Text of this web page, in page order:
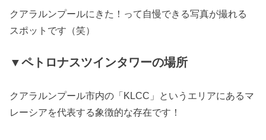
クアラルンプールにきた！って自慢できる写真が撮れる
スポットです（笑）
▼ペトロナスツインタワーの場所
クアラルンプール市内の「KLCC」というエリアにあるマ
レーシアを代表する象徴的な存在です！